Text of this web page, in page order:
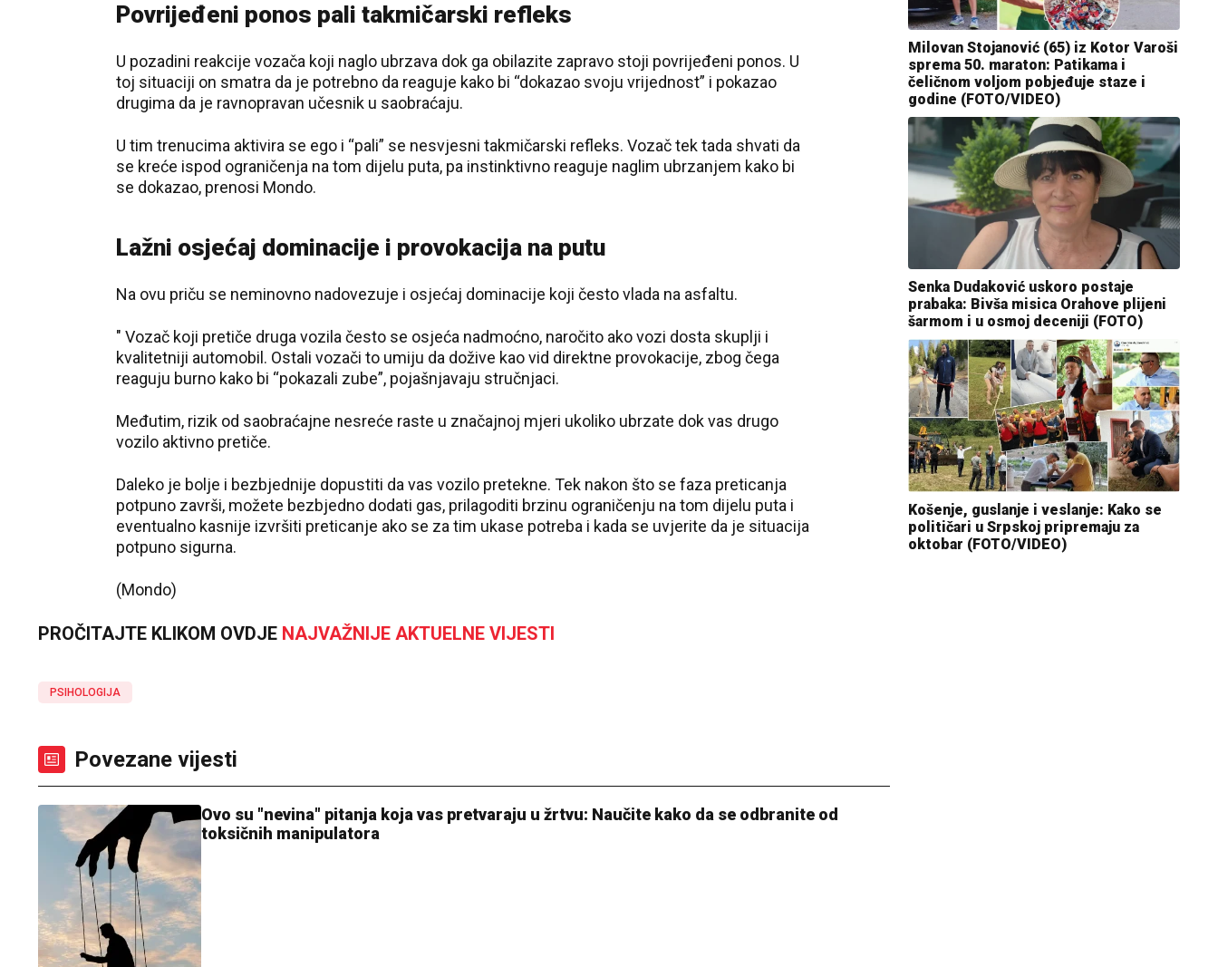
Povrijeđeni ponos pali takmičarski refleks
U pozadini reakcije vozača koji naglo ubrzava dok ga obilazite zapravo stoji povrijeđeni ponos. U
toj situaciji on smatra da je potrebno da reaguje kako bi “dokazao svoju vrijednost” i pokazao
drugima da je ravnopravan učesnik u saobraćaju.
U tim trenucima aktivira se ego i “pali” se nesvjesni takmičarski refleks. Vozač tek tada shvati da
se kreće ispod ograničenja na tom dijelu puta, pa instinktivno reaguje naglim ubrzanjem kako bi
se dokazao, prenosi Mondo.
Lažni osjećaj dominacije i provokacija na putu
Na ovu priču se neminovno nadovezuje i osjećaj dominacije koji često vlada na asfaltu.
" Vozač koji pretiče druga vozila često se osjeća nadmoćno, naročito ako vozi dosta skuplji i
kvalitetniji automobil. Ostali vozači to umiju da dožive kao vid direktne provokacije, zbog čega
reaguju burno kako bi “pokazali zube”, pojašnjavaju stručnjaci.
Međutim, rizik od saobraćajne nesreće raste u značajnoj mjeri ukoliko ubrzate dok vas drugo
vozilo aktivno pretiče.
Daleko je bolje i bezbjednije dopustiti da vas vozilo pretekne. Tek nakon što se faza preticanja
potpuno završi, možete bezbjedno dodati gas, prilagoditi brzinu ograničenju na tom dijelu puta i
eventualno kasnije izvršiti preticanje ako se za tim ukase potreba i kada se uvjerite da je situacija
potpuno sigurna.
(Mondo)
PROČITAJTE KLIKOM OVDJE NAJVAŽNIJE AKTUELNE VIJESTI
PSIHOLOGIJA
Povezane vijesti
Ovo su "nevina" pitanja koja vas pretvaraju u žrtvu: Naučite kako da se odbranite od
toksičnih manipulatora
Milovan Stojanović (65) iz Kotor Varoši
sprema 50. maraton: Patikama i
čeličnom voljom pobjeđuje staze i
godine (FOTO/VIDEO)
Senka Dudaković uskoro postaje
prabaka: Bivša misica Orahove plijeni
šarmom i u osmoj deceniji (FOTO)
Košenje, guslanje i veslanje: Kako se
političari u Srpskoj pripremaju za
oktobar (FOTO/VIDEO)